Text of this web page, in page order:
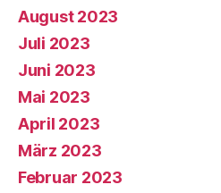
August 2023
Juli 2023
Juni 2023
Mai 2023
April 2023
März 2023
Februar 2023